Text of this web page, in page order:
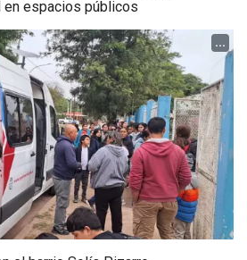
en espacios públicos
...